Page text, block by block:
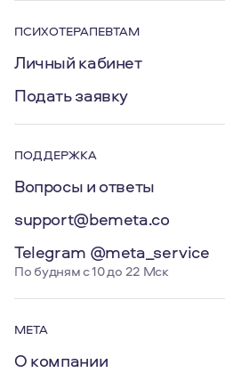
ПСИХОТЕРАПЕВТАМ
Личный кабинет
Подать заявку
ПОДДЕРЖКА
Вопросы и ответы
support@bemeta.co
Telegram @meta_service
По будням с 10 до 22 Мск
МЕТА
О компании